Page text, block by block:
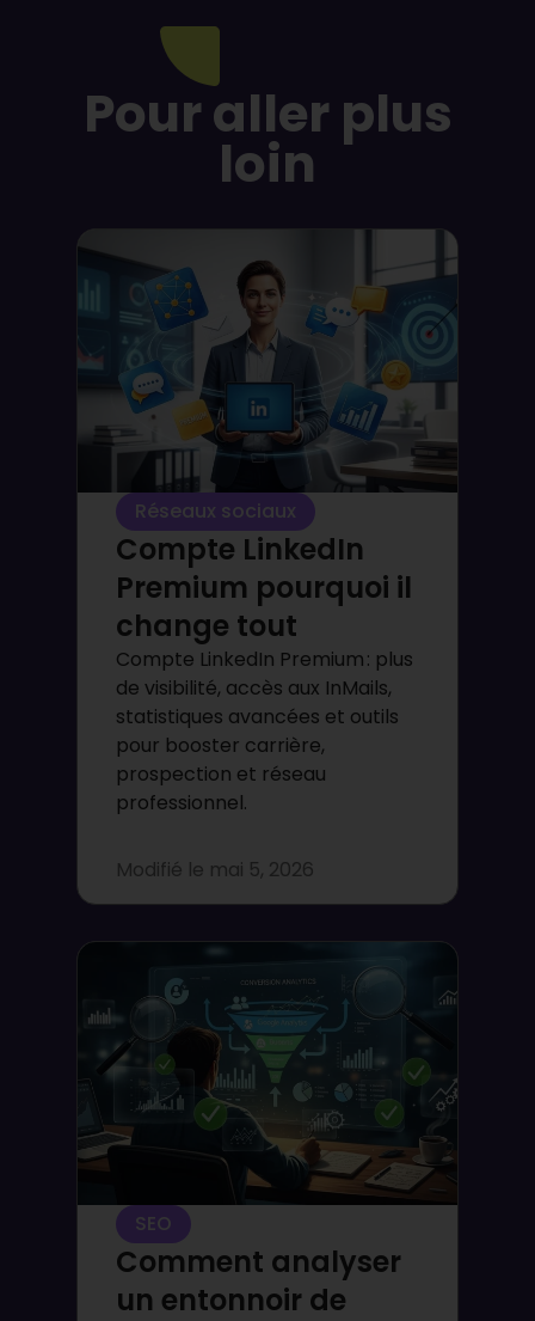
Pour aller plus
loin
Réseaux sociaux
Compte LinkedIn
Premium pourquoi il
change tout
Compte LinkedIn Premium : plus
de visibilité, accès aux InMails,
statistiques avancées et outils
pour booster carrière,
prospection et réseau
professionnel.
Modifié le mai 5, 2026
SEO
Comment analyser
un entonnoir de